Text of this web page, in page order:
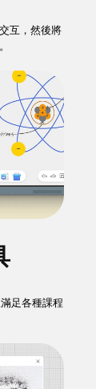
互，然後將
足各種課程